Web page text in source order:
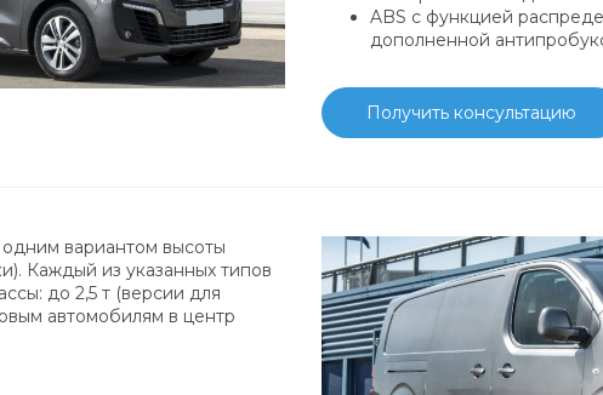
ABS с функцией
дополненной
Получить консультацию
вариантом высоты
Каждый из указанных типов
до 2,5 т (версии для
автомобилям в центр